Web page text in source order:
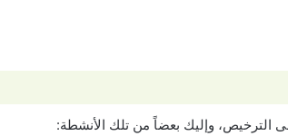
الترخيص، وإليك بعضاً من تلك الأنشطة: